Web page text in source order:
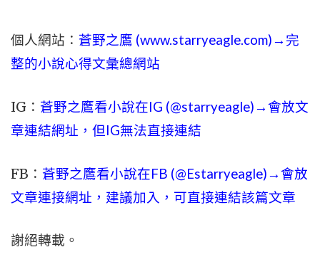
個人網站： 蒼野之鷹 (www.starryeagle.com)→完
整的小說心得文彙總網站
IG： 蒼野之鷹看小說在IG (@starryeagle)→會放文
章連結網址，但IG無法直接連結
FB： 蒼野之鷹看小說在FB (@Estarryeagle)→會放
文章連接網址，建議加入，可直接連結該篇文章
謝絕轉載。